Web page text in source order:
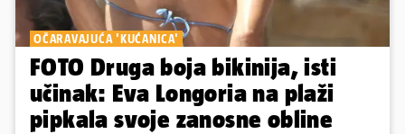
OČARAVAJUĆA 'KUĆANICA'
FOTO Druga boja bikinija, isti
učinak: Eva Longoria na plaži
pipkala svoje zanosne obline